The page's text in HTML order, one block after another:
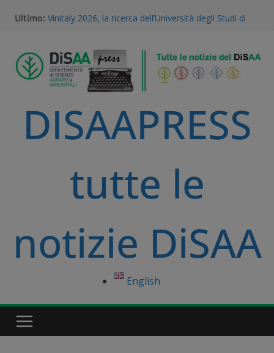
Ultimo: Vinitaly 2026, la ricerca dell’Università degli Studi di
Agroecologica: l’Unicità del Database AGROSUS
TEA, ricerca e proprietà intellettuale: l’expertise
scientifico della Statale di Milano al convegno
nazionale dell’Accademia dei Georgofili
Europeo è una svolta per la ricerca e l’agricoltura
sostenibile
A Volta Mantovana nasce il Mantua PSID, il primo
DISAAPRESS
tutte le
notizie DiSAA
English